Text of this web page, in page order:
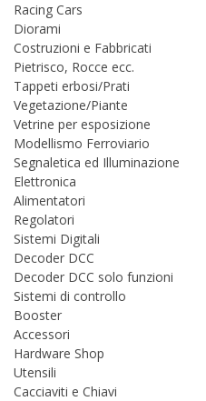
Racing Cars
Diorami
Costruzioni e Fabbricati
Pietrisco, Rocce ecc.
Tappeti erbosi/Prati
Vegetazione/Piante
Vetrine per esposizione
Modellismo Ferroviario
Segnaletica ed Illuminazione
Elettronica
Alimentatori
Regolatori
Sistemi Digitali
Decoder DCC
Decoder DCC solo funzioni
Sistemi di controllo
Booster
Accessori
Hardware Shop
Utensili
Cacciaviti e Chiavi